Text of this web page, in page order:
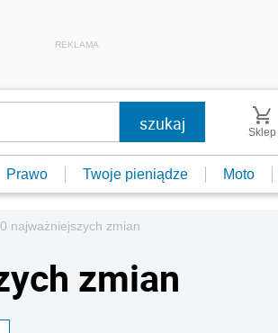
REKLAMA
Sklep
Prawo Twoje pieniądze Moto
najważniejszych zmian
zmian